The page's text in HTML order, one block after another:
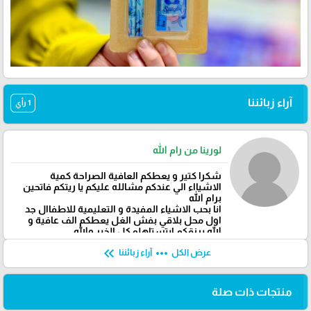
آراء زبائننا 1 رأي
لورينا من رام الله
شكرا كتير و يعطكم العافية الصراحة كمية
الاشيااء الي عندكم مشالله عليكم يا ريتكم فاتحين
برام الله
انا بحب الاشياء المفيدة و التعليمية للاطفاال جد
اول محل بلاقي بفش الغل يعطكم الف عافية و
الله يرزقكم ابتستاهلو كل الخير والله
عرض الكل more_horiz آراء زبائننا keyboard_double_arrow_left
منتجات ذات صلة